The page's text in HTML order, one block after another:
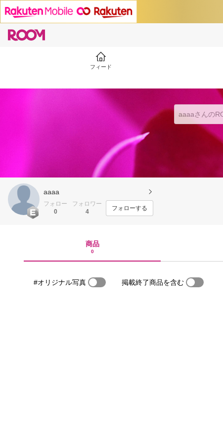
フィード
aaaa
フォロー
0
フォロワー
4
フォローする
商品
0
#オリジナル写真 掲載終了商品を含む